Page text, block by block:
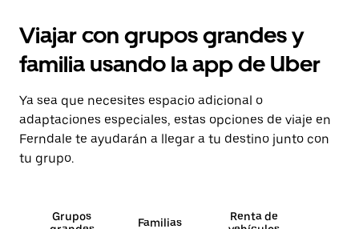
Viajar con grupos grandes y
familia usando la app de Uber
Ya sea que necesites espacio adicional o
adaptaciones especiales, estas opciones de viaje en
Ferndale te ayudarán a llegar a tu destino junto con
tu grupo.
Grupos
Familias
Renta de